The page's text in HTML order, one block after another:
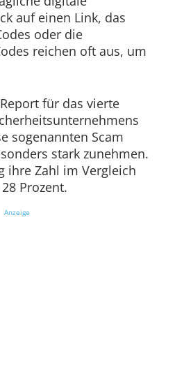
auf einen Link, das
oder die
reichen oft aus, um
für das vierte
sogenannten Scam
stark zunehmen.
ihre Zahl im Vergleich
Prozent.
Anzeige